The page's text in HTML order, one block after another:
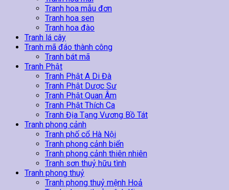
Tranh hoa mẫu đơn
Tranh hoa sen
Tranh hoa đào
Tranh lá cây
Tranh mã đáo thành công
Tranh bát mã
Tranh Phật
Tranh Phật A Di Đà
Tranh Phật Dược Sư
Tranh Phật Quan Âm
Tranh Phật Thích Ca
Tranh Địa Tạng Vương Bồ Tát
Tranh phong cảnh
Tranh phố cổ Hà Nội
Tranh phong cảnh biển
Tranh phong cảnh thiên nhiên
Tranh sơn thuỷ hữu tình
Tranh phong thuỷ
Tranh phong thuỷ mệnh Hoả